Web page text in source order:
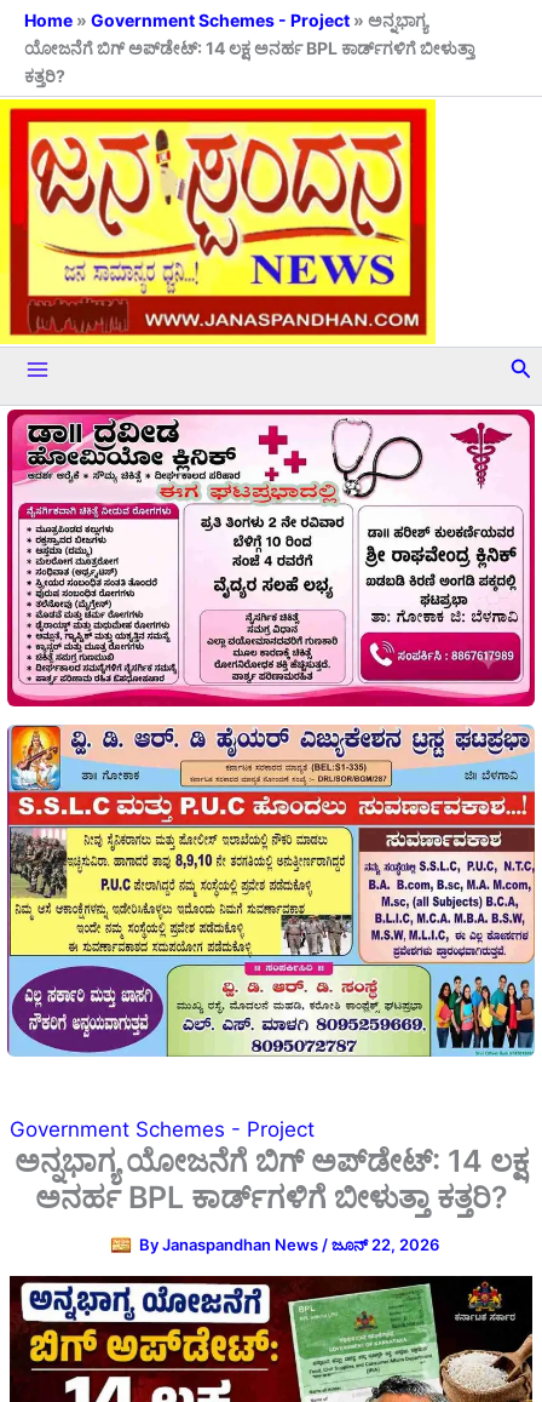
Skip
content
Home » Government Schemes - Project » ಅನ್ನಭಾಗ್ಯ
ಯೋಜನೆಗೆ ಬಿಗ್ ಅಪ್‌ಡೇಟ್: 14 ಲಕ್ಷ ಅನರ್ಹ BPL ಕಾರ್ಡ್‌ಗಳಿಗೆ ಬೀಳುತ್ತಾ
ಕತ್ತರಿ?
Government Schemes - Project
ಅನ್ನಭಾಗ್ಯ ಯೋಜನೆಗೆ ಬಿಗ್ ಅಪ್‌ಡೇಟ್: 14 ಲಕ್ಷ
ಅನರ್ಹ BPL ಕಾರ್ಡ್‌ಗಳಿಗೆ ಬೀಳುತ್ತಾ ಕತ್ತರಿ?
ByJanaspandhan News /ಜೂನ್ 22, 2026